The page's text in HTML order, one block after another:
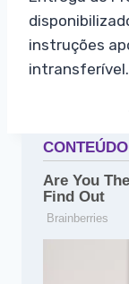
instruções
intransferível.